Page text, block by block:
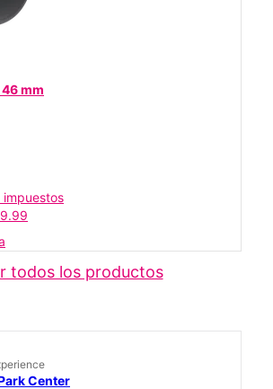
mm
todos los productos
Center